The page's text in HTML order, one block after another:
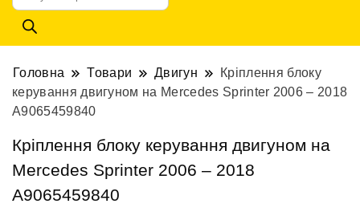
товарів
Головна Товари Двигун
Кріплення блоку
керування двигуном на Mercedes Sprinter 2006 – 2018
А9065459840
Кріплення блоку керування двигуном на
Mercedes Sprinter 2006 – 2018
А9065459840